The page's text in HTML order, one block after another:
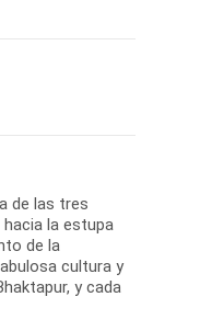
de las tres
la estupa
de la
cultura y
y cada